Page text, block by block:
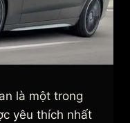
là một trong
yêu thích nhất